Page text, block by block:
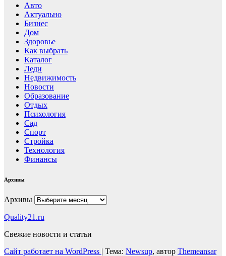
Авто
Актуально
Бизнес
Дом
Здоровье
Как выбрать
Каталог
Леди
Недвижимость
Новости
Образование
Отдых
Психология
Сад
Спорт
Стройка
Технология
Финансы
Архивы
Архивы
Quality21.ru
Свежие новости и статьи
Сайт работает на WordPress | Тема: Newsup, автор Themeansar